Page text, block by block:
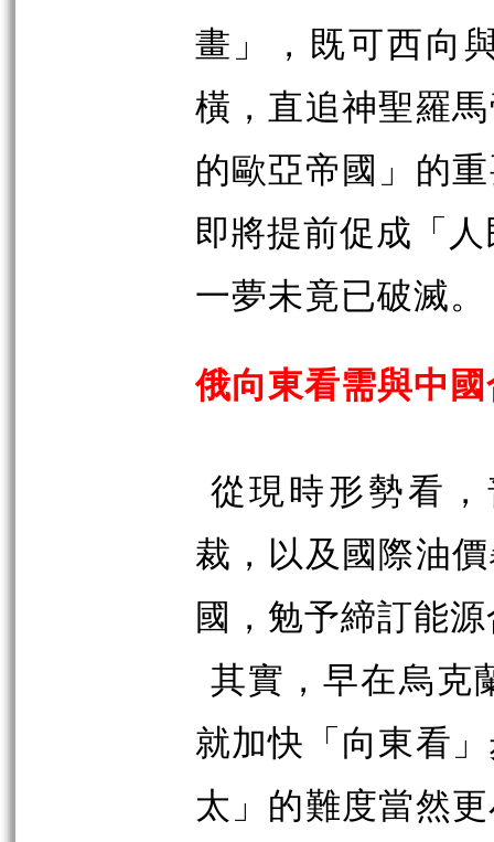
畫」，既可西向
橫，直追神聖羅
的歐亞帝國」的
即將提前促成「
一夢未竟已破滅。
俄向東看需與中
從現時形勢看
裁，以及國際油
國，勉予締訂能
其實 ，早在烏克
就加快「向東看
太」的難度當然